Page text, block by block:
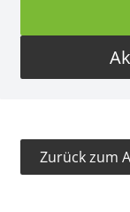
Zurück zum